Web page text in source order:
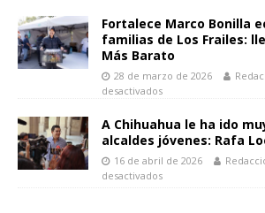
Fortalece Marco Bonilla
familias de Los Frailes:
Más Barato
28 de marzo de 2026
desactivados
A Chihuahua le ha ido
alcaldes jóvenes: Rafa
16 de abril de 2026
desactivados